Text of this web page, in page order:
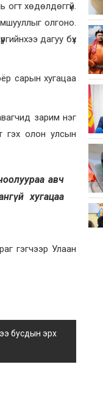
хөдөлдөггүй.
олгоно.
дагуу бүх
сарын хугацаа
зарим нэг
гэх олон улсын
авч
хугацаа
гэгчээр Улаан
бусдын эрх